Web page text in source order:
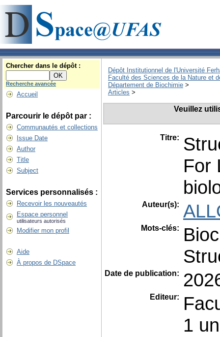
Chercher dans le dépôt :
Recherche avancée
Accueil
Parcourir le dépôt par :
Communautés et collections
Issue Date
Author
Title
Subject
Services personnalisés :
Recevoir les nouveautés
Espace personnel
utilisateurs autorisés
Modifier mon profil
Aide
À propos de DSpace
Dépôt Institutionnel de l'Université
Faculté des Sciences de la Nature et
Département de Biochimie >
Articles >
Veuillez
Titre:
For
Auteur(s):
Mots-clés:
Date de publication:
Editeur:
1